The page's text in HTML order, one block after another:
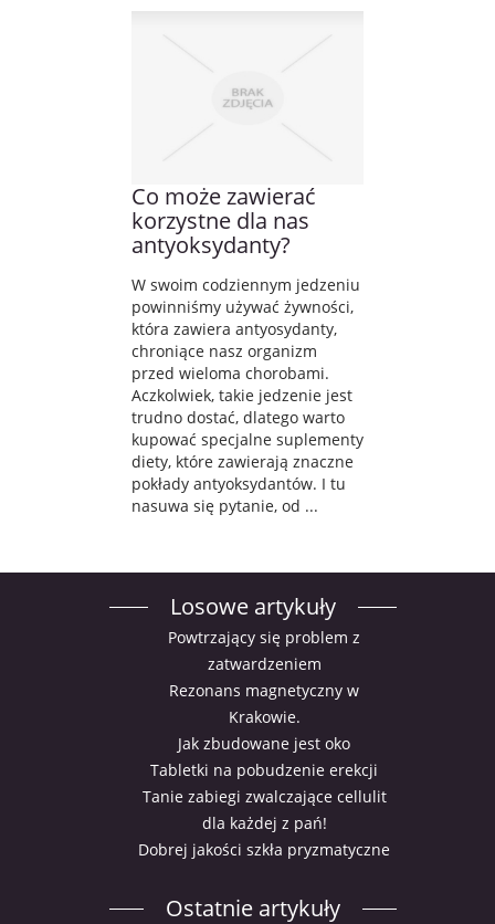
Co może zawierać
korzystne dla nas
antyoksydanty?
W swoim codziennym jedzeniu
powinniśmy używać żywności,
która zawiera antyosydanty,
chroniące nasz organizm
przed wieloma chorobami.
Aczkolwiek, takie jedzenie jest
trudno dostać, dlatego warto
kupować specjalne suplementy
diety, które zawierają znaczne
pokłady antyoksydantów. I tu
nasuwa się pytanie, od ...
Losowe artykuły
Powtrzający się problem z
zatwardzeniem
Rezonans magnetyczny w
Krakowie.
Jak zbudowane jest oko
Tabletki na pobudzenie erekcji
Tanie zabiegi zwalczające cellulit
dla każdej z pań!
Dobrej jakości szkła pryzmatyczne
Ostatnie artykuły